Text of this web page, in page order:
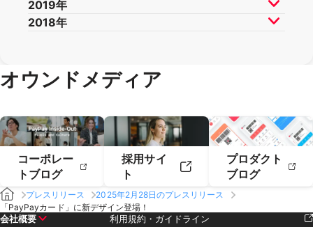
2023年3月
2022年6月
2022年3月
2021年9月
2021年6月
2020年12月
2020年9月
2019年
2019年3月
2019年2月
2018年
オウンドメディア
コーポレー
トブログ
採用サイ
ト
プロダクト
ブログ
プレスリリース
2025年2月28日のプレスリリース
「PayPayカード」に新デザイン登場！
会社概要
利用規約・ガイドライン